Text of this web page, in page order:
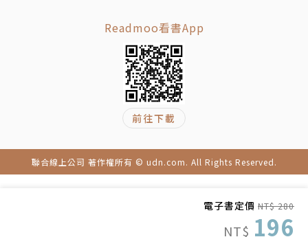
電子書定價 NT$ 280
NT$ 196
三年在正職工作外於社群平台分享電影心得，成為百萬
在玩具公司擔任行銷經理的水某雖然是職場女強人，卻
是個生活白癡，但也激起了水尢離開遊戲産業， 勵志
成為賢慧居家的新好男人兼專職作家的特殊志向。
我們發現用不同的角度看電影，就會有意想不到的收
進而啟發讀者追求夢想、珍視人生，我們相信──人生
就像是一部電影，精不精彩就取決於你怎麼看，和怎麼
若是他不擔心會失去你，你又何必擔心會失去他？
愛或許是一切的答案，但愛本身卻往往沒有答案。
放下就是，之前耿耿於懷的，現在無所謂了。
談愛情和看魔術很像，被騙的人，多少都有那麼一點心
愛，不是改變對方，而是一起成長。
底的人。
愛，是兩個人一起面對的考驗，而不是考驗彼此。
Readmoo看書App
前往下載
聯合線上公司 著作權所有 © udn.com. All Rights Reserved.